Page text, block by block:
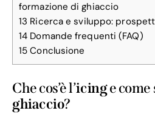
formazione di ghiaccio
13 Ricerca e sviluppo:
14 Domande frequenti (FAQ)
15 Conclusione
Che cos’è l’icinge come
ghiaccio?